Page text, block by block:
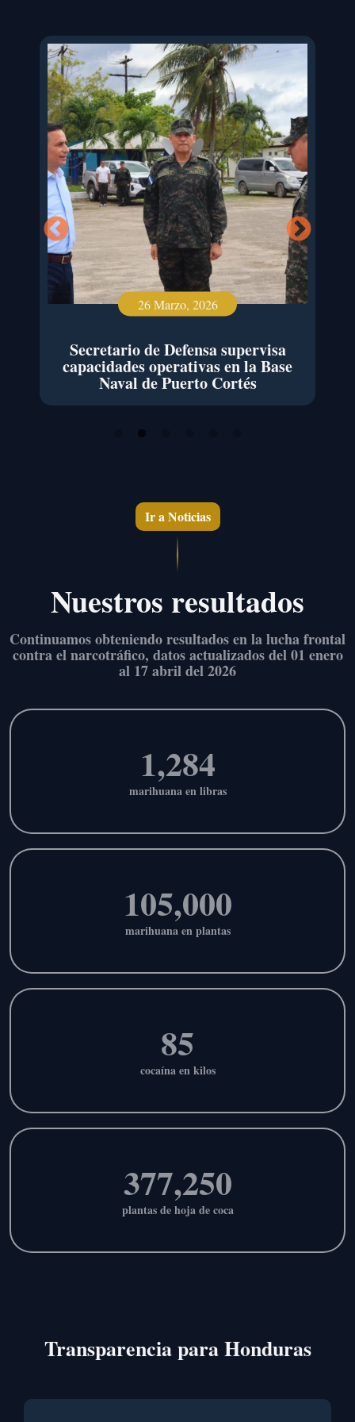
26 Marzo, 2026
Secretario de Defensa supervisa
capacidades operativas en la Base
Naval de Puerto Cortés
Ir a Noticias
Nuestros resultados
Continuamos obteniendo resultados en la lucha frontal
contra el narcotráfico, datos actualizados del 01 enero
al 17 abril del 2026
1,284
marihuana en libras
105,000
marihuana en plantas
85
cocaína en kilos
377,250
plantas de hoja de coca
Transparencia para Honduras